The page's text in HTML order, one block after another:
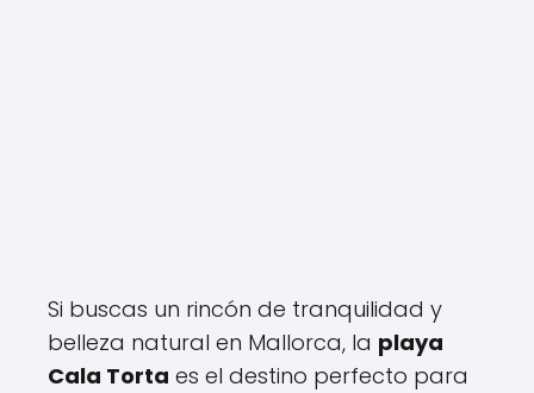
Si buscas un rincón de tranquilidad y
belleza natural en Mallorca, la playa
Cala Torta es el destino perfecto para